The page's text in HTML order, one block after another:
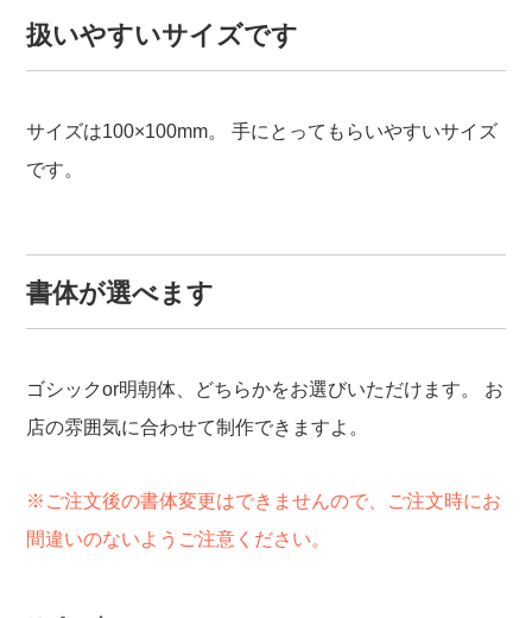
扱いやすいサイズです
サイズは100×100mm。
手にとってもらいやすいサイズ
です。
書体が選べます
ゴシックor明朝体、どちらかをお選びいただけます。
お
店の雰囲気に合わせて制作できますよ。
※ご注文後の書体変更はできませんので、ご注文時にお
間違いのないようご注意ください。